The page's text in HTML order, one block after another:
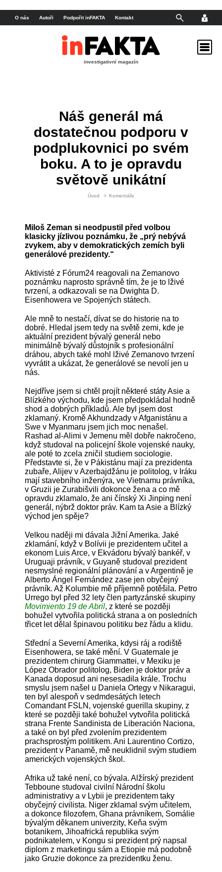
Náš generál má
dostatečnou podporu v
podplukovnici po svém
boku. A to je opravdu
světově unikátní
Úvod > Komentáře
Miloš Zeman si neodpustil před volbou
klasicky jízlivou poznámku, že „prý nebývá
zvykem, aby v demokratických zemích byli
generálové prezidenty.“
Aktivisté z Fórum24 reagovali na Zemanovo
poznámku naprosto správně tím, že je to lživé
tvrzení, a odkazovali se na Dwighta D.
Eisenhowera ve Spojených státech.
Ale mně to nestačí, dívat se do historie na to
dobré. Hledal jsem tedy na světě zemi, kde je
aktuální prezident bývalý generál nebo
minimálně bývalý důstojník s profesionální
dráhou, abych také mohl lživé Zemanovo tvrzení
vyvrátit a ukázat, že generálové se nevolí jen u
nás.
Nejdříve jsem si chtěl projít některé státy Asie a
Blízkého východu, kde jsem předpokládal hodně
shod a dobrých příkladů. Ale byl jsem dost
zklamaný. Kromě Akhundzady v Afganistánu a
Swe v Myanmaru jsem jich moc nenašel.
Rashad al-Alimi v Jemenu měl dobře nakročeno,
když studoval na policejní škole vojenské nauky,
ale poté to zcela zničil studiem sociologie.
Představte si, že v Pákistánu mají za prezidenta
zubaře, Alijev v Azerbajdžánu je politolog, v Iráku
mají stavebního inženýra, ve Vietnamu právníka,
v Gruzii je Zurabišvili dokonce žena a co mě
opravdu zklamalo, že ani čínský Xi Jinping není
generál, nýbrž doktor práv. Kam ta Asie a Blízký
východ jen spěje?
Velkou naději mi dávala Jižní Amerika. Jaké
zklamání, když v Bolívii je prezidentem učitel a
ekonom Luis Arce, v Ekvádoru bývalý bankéř, v
Uruguaji právník, v Guyaně studoval prezident
nesmyslné regionální plánování a v Argentině je
Alberto Ángel Fernández zase jen obyčejný
právník. Až Kolumbie mě příjemně potěšila. Petro
Urrego byl před 32 lety člen partyzánské skupiny
Movimiento 19 de Abril, z které se později
bohužel vytvořila politická strana a on posledních
třicet let dělal špinavou politiku bez řádu a klidu.
Střední a Severní Amerika, kdysi ráj a rodiště
Eisenhowera, se také mění. V Guatemale je
prezidentem chirurg Giammattei, v Mexiku je
López Obrador politolog, Biden je doktor práv a
Kanada doposud ani nesesadila krále. Trochu
smyslu jsem našel u Daniela Ortegy v Nikaragui,
ten byl alespoň v sedmdesátých letech
Comandant FSLN, vojenské guerilla skupiny, z
které se později také bohužel vytvořila politická
strana Frente Sandinista de Liberación Naciona,
a také on byl před zvolením prezidentem
prachsprostým politikem. Ani Laurentino Cortizo,
prezident v Panamě, mě neuklidnil svým studiem
amerických vojenských škol.
Afrika už také není, co bývala. Alžírský prezident
Tebboune studoval civilní Národní školu
administrativy a v Lybii je prezidentem taky
obyčejný civilista. Niger zklamal svým učitelem,
a dokonce filozofem, Ghana právníkem, Somálie
bývalým děkanem univerzity, Keňa svým
botanikem, Jihoafrická republika svým
podnikatelem, v Kongu si prezident prý napsal
diplom z marketingu sám a Etiopie má podobně
jako Gruzie dokonce za prezidentku ženu.
investigativní magazín
O nás Autoři Podpořit inFAKTA Kontakt